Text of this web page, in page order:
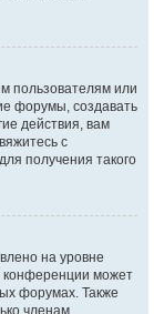
пользователям или
форумы, создавать
действия, вам
с
получения такого
на уровне
конференции может
форумах. Также
членам